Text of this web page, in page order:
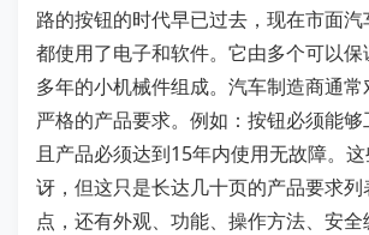
路的按钮的时代早已过去，现在市面
都使用了电子和软件。它由多个可以
多年的小机械件组成。汽车制造商通
严格的产品要求。例如：按钮必须能
且产品必须达到15年内使用无故障。
讶，但这只是长达几十页的产品要求
点，还有外观、功能、操作方法、安